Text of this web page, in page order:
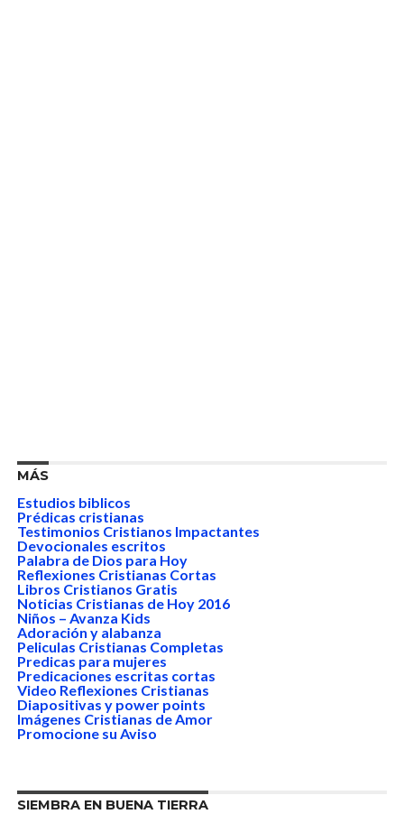
MÁS
Estudios biblicos
Prédicas cristianas
Testimonios Cristianos Impactantes
Devocionales escritos
Palabra de Dios para Hoy
Reflexiones Cristianas Cortas
Libros Cristianos Gratis
Noticias Cristianas de Hoy 2016
Niños – Avanza Kids
Adoración y alabanza
Peliculas Cristianas Completas
Predicas para mujeres
Predicaciones escritas cortas
Video Reflexiones Cristianas
Diapositivas y power points
Imágenes Cristianas de Amor
Promocione su Aviso
SIEMBRA EN BUENA TIERRA